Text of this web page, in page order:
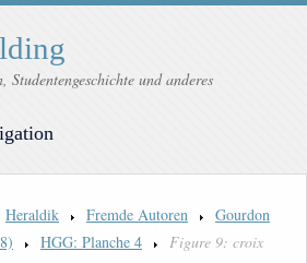
und anderes
Heraldik Fremde Autoren
Gourdon
HGG: Planche 4
Figure 9: croix